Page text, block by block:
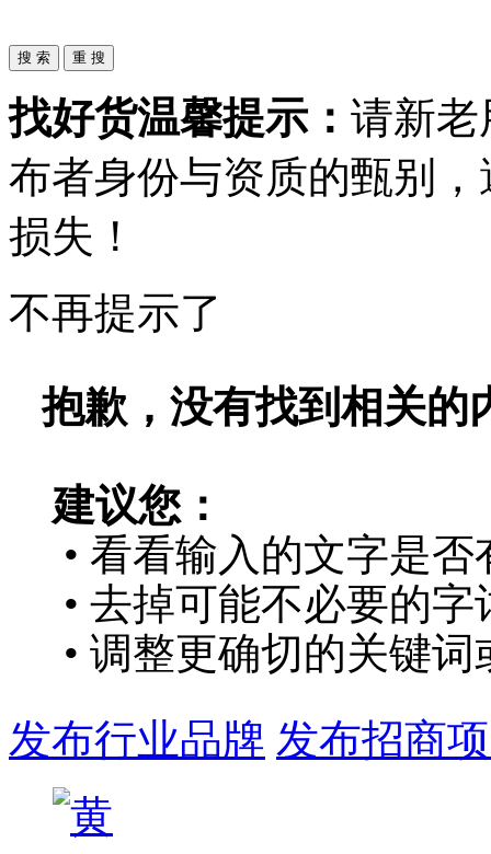
找好货温馨提示： 请新老
布者身份与资质的甄别
损失！
不再提示了
抱歉，没有找到相关的
建议您：
• 看看输入的文字是否
• 去掉可能不必要的字
• 调整更确切的关键
发布行业品牌 发布招商